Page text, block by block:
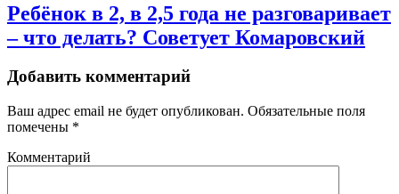
Ребёнок в 2, в 2,5 года не разговаривает
– что делать? Советует Комаровский
Добавить комментарий
Ваш адрес email не будет опубликован. Обязательные поля
помечены *
Комментарий